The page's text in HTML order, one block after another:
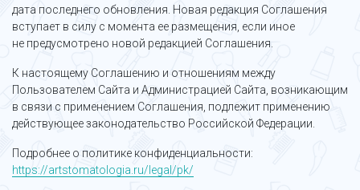
дата последнего обновления. Новая редакция Соглашения
вступает в силу с момента ее размещения, если иное
не предусмотрено новой редакцией Соглашения.
К настоящему Соглашению и отношениям между
Пользователем Сайта и Администрацией Сайта, возникающим
в связи с применением Соглашения, подлежит применению
действующее законодательство Российской Федерации.
Подробнее о политике конфиденциальности:
https://artstomatologia.ru/legal/pk/